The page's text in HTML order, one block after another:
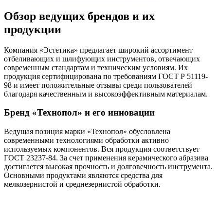
Обзор ведущих брендов и их
продукции
Компания «Эстетика» предлагает широкий ассортимент
отбеливающих и шлифующих инструментов, отвечающих
современным стандартам и техническим условиям. Их
продукция сертифицирована по требованиям ГОСТ Р 51119-
98 и имеет положительные отзывы среди пользователей
благодаря качественным и высокоэффективным материалам.
Бренд «Технопол» и его инновации
Ведущая позиция марки «Технопол» обусловлена
современными технологиями обработки активно
используемых компонентов. Вся продукция соответствует
ГОСТ 23237-84. За счет применения керамического абразива
достигается высокая прочность и долговечность инструмента.
Основными продуктами являются средства для
мелкозернистой и среднезернистой обработки.